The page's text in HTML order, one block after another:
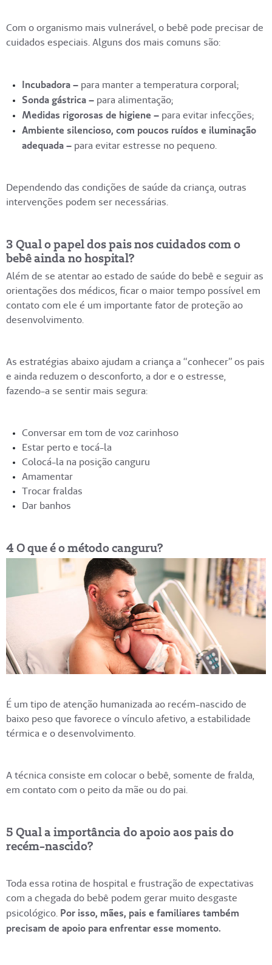
Com o organismo mais vulnerável, o bebê pode precisar de
cuidados especiais. Alguns dos mais comuns são:
Incubadora –para manter a temperatura corporal;
Sonda gástrica –para alimentação;
Medidas rigorosas de higiene –para evitar infecções;
Ambiente silencioso, com poucos ruídos e iluminação
adequada –para evitar estresse no pequeno.
Dependendo das condições de saúde da criança, outras
intervenções podem ser necessárias.
3 Qual o papel dos pais nos cuidados com o
bebê ainda no hospital?
Além de se atentar ao estado de saúde do bebê e seguir as
orientações dos médicos, ficar o maior tempo possível em
contato com ele é um importante fator de proteção ao
desenvolvimento.
As estratégias abaixo ajudam a criança a “conhecer” os pais
e ainda reduzem o desconforto, a dor e o estresse,
fazendo-a se sentir mais segura:
Conversar em tom de voz carinhoso
Estar perto e tocá-la
Colocá-la na posição canguru
Amamentar
Trocar fraldas
Dar banhos
4 O que é o método canguru?
É um tipo de atenção humanizada ao recém-nascido de
baixo peso que favorece o vínculo afetivo, a estabilidade
térmica e o desenvolvimento.
A técnica consiste em colocar o bebê, somente de fralda,
em contato com o peito da mãe ou do pai.
5 Qual a importância do apoio aos pais do
recém-nascido?
Toda essa rotina de hospital e frustração de expectativas
com a chegada do bebê podem gerar muito desgaste
psicológico. Por isso, mães, pais e familiares também
precisam de apoio para enfrentar esse momento.